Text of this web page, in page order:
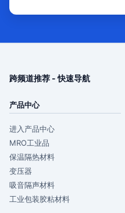
跨频道推荐 - 快速导航
产品中心
进入产品中心
MRO工业品
保温隔热材料
变压器
吸音隔声材料
工业包装胶粘材料